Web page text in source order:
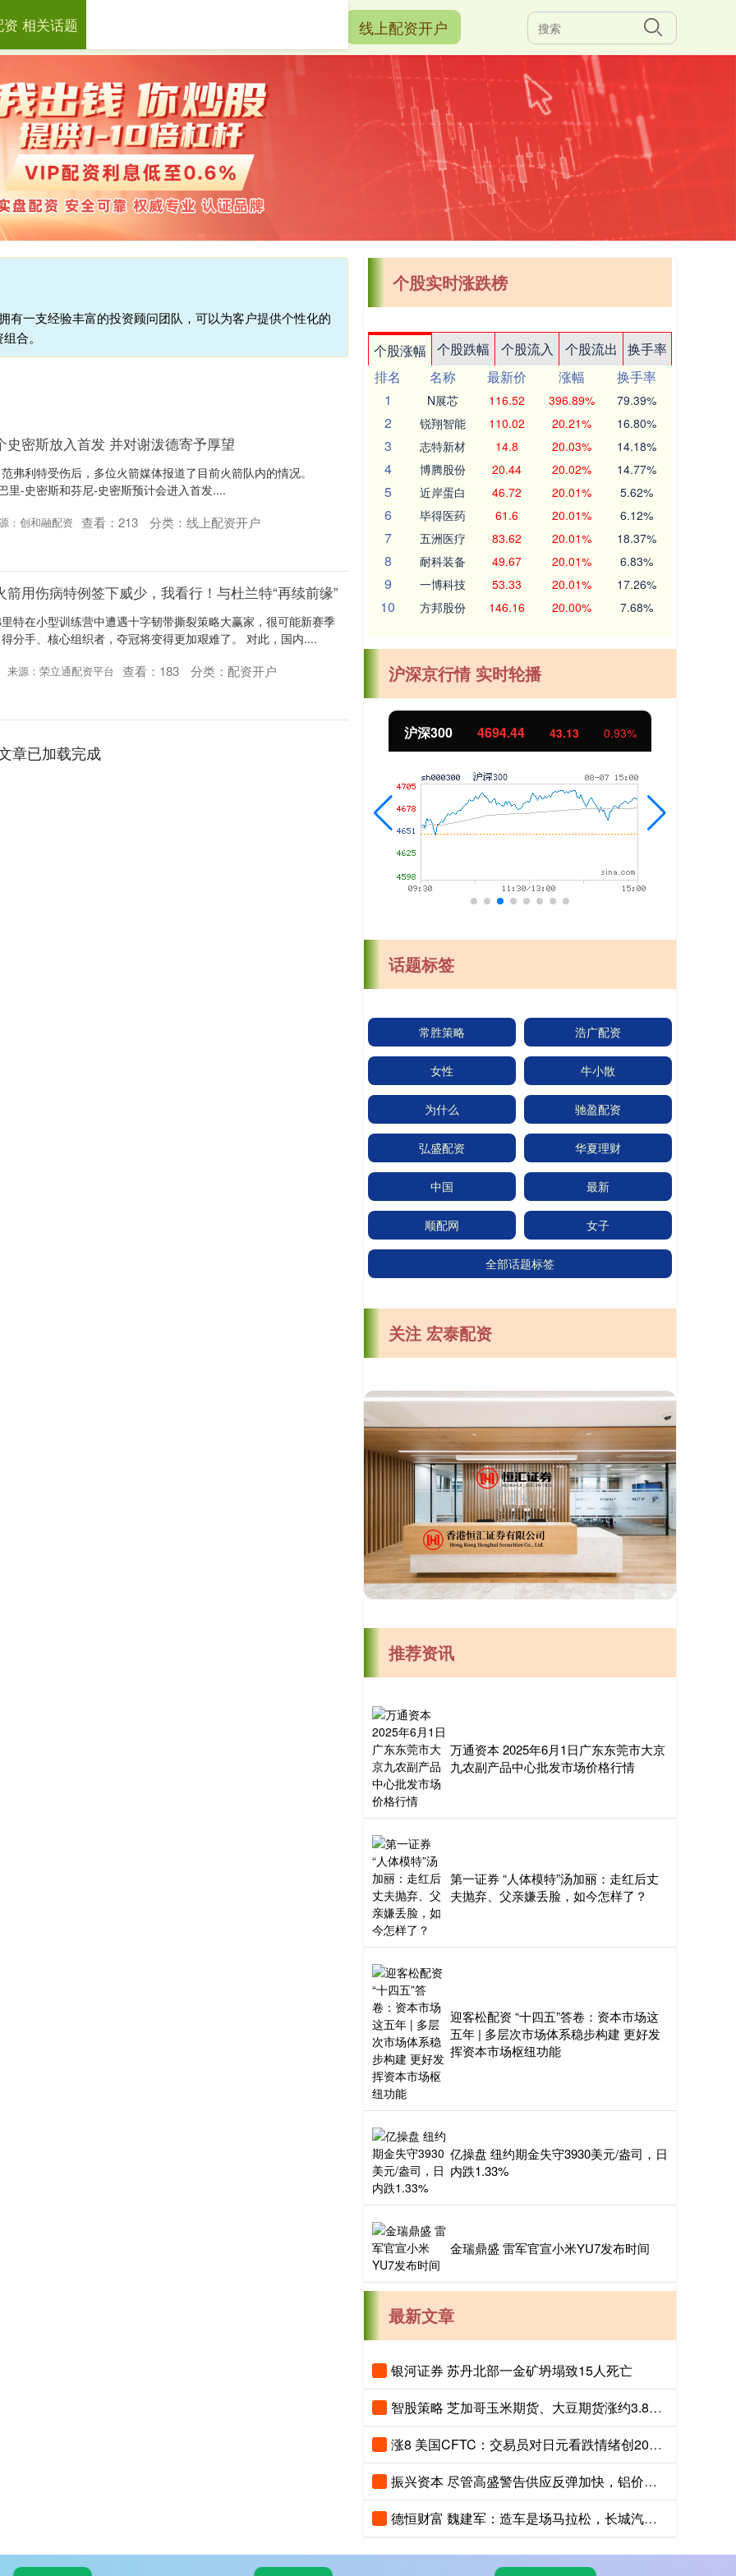
宏泰配资 线上配资开户
有一支经验丰富的投资顾问团队，可以为客户提供个性化的
合。
相关话题
史密斯放入首发 并对谢泼德寄予厚望
弗利特受伤后，多位火箭媒体报道了目前火箭队内的情况。
里-史密斯和芬尼-史密斯预计会进入首发....
：创和融配资 查看： 213 分类： 线上配资开户
用伤病特例签下威少，我看行！与杜兰特“再续前缘”
特在小型训练营中遭遇十字韧带撕裂策略大赢家，很可能新赛季
分手、核心组织者，夺冠将变得更加艰难了。 对此，国内....
来源：荣立通配资平台 查看： 183 分类： 配资开户
章已加载完成
个股实时涨跌榜
个股涨幅 个股跌幅 个股流入 个股流出
换手率
排名
名称 最新价 涨幅
换手率
1
N展芯 116.52 396.89% 79.39%
2 锐翔智能 110.02 20.21% 16.80%
3 志特新材 14.8 20.03% 14.18%
4 博腾股份 20.44 20.02% 14.77%
5 近岸蛋白 46.72 20.01% 5.62%
6 毕得医药 61.6 20.01% 6.12%
7 五洲医疗 83.62 20.01% 18.37%
8 耐科装备 49.67 20.01% 6.83%
9 一博科技 53.33 20.01% 17.26%
10 方邦股份 146.16 20.00% 7.68%
沪深京行情 实时轮播
沪深300 4694.44 43.13 0.93%
话题标签
常胜策略 浩广配资
女性 牛小散
为什么 驰盈配资
弘盛配资 华夏理财
中国 最新
顺配网 女子
全部话题标签
关注 宏泰配资
推荐资讯
万通资本 2025年6月1日广东东莞市大京
九农副产品中心批发市场价格行情
第一证券 “人体模特”汤加丽：走红后丈
夫抛弃、父亲嫌丢脸，如今怎样了？
迎客松配资 “十四五”答卷：资本市场这
五年 | 多层次市场体系稳步构建 更好发
挥资本市场枢纽功能
亿操盘 纽约期金失守3930美元/盎司，日
内跌1.33%
金瑞鼎盛 雷军官宣小米YU7发布时间
最新文章
银河证券 苏丹北部一金矿坍塌致15人死亡
智股策略 芝加哥玉米期货、大豆期货涨约3.8%，投资者关注夏季天气对全球农作物生长构成的风险
涨8 美国CFTC：交易员对日元看跌情绪创2007年以来最高，对美元看涨程度创2015年以来最高
振兴资本 尽管高盛警告供应反弹加快，铝价依然上涨
德恒财富 魏建军：造车是场马拉松，长城汽车聚焦长期主义与有质量的市占率